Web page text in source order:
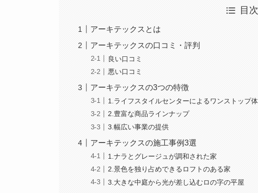
目次
アーキテックスとは
アーキテックスの口コミ・評判
良い口コミ
悪い口コミ
アーキテックスの3つの特徴
1.ライフスタイルセンターによるワンストップ体
2.豊富な商品ラインナップ
3.幅広い事業の提供
アーキテックスの施工事例3選
1.ナラとグレージュが調和された家
2.景色を独り占めできるロフトのある家
3.大きな中庭から光が差し込むロの字の平屋